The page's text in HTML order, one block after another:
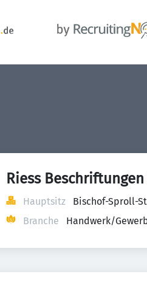
Riess
Hauptsitz
Bischof-Sproll-
Branche
Handwerk/